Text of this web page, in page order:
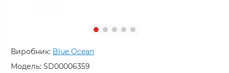
Виробник: Blue Ocean
Модель: SD00006359